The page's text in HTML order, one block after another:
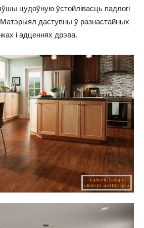
цудоўную ўстойлівасць падлогі
даступны ў разнастайных
і адценнях дрэва.